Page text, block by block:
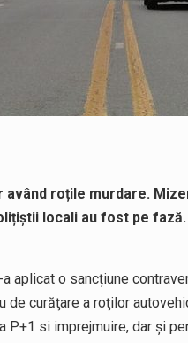
roțile murdare.
locali au fost pe
o sancțiune
de curăţare a roţilor
P+1 si imprejmuire, dar şi